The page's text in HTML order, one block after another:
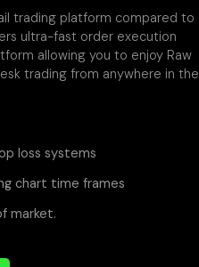
trading platform compared to
ultra-fast order execution
allowing you to enjoy Raw
trading from anywhere in the
loss systems
chart time frames
market.